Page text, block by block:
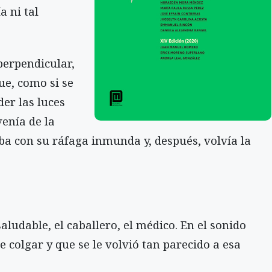
ni tal
como si se
las luces
de la
con su ráfaga inmunda y, después, volvía la
el caballero, el médico. En el sonido
colgar y que se le volvió tan parecido a esa